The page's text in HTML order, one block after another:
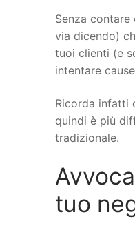
Senza
via dicendo)
tuoi clienti (e
intentare
Ricorda infatti
quindi è più
tradizionale.
tuo